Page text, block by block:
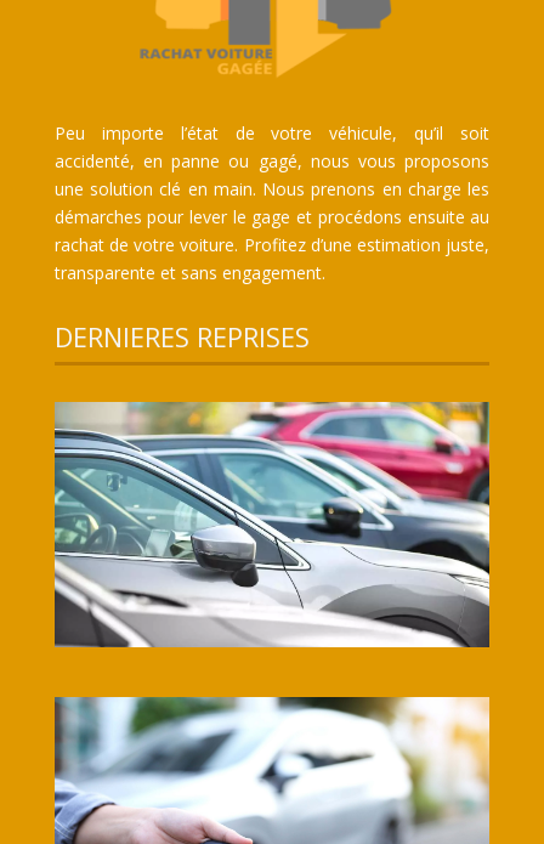
Peu importe l’état de votre véhicule, qu’il soit
accidenté, en panne ou gagé, nous vous proposons
une solution clé en main. Nous prenons en charge les
démarches pour lever le gage et procédons ensuite au
rachat de votre voiture. Profitez d’une estimation juste,
transparente et sans engagement.
DERNIERES REPRISES